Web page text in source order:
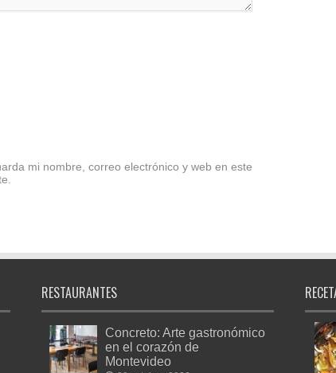
mi nombre, correo electrónico y web en este
RESTAURANTES
Concreto: Arte gastronómico
en el corazón de
Montevideo